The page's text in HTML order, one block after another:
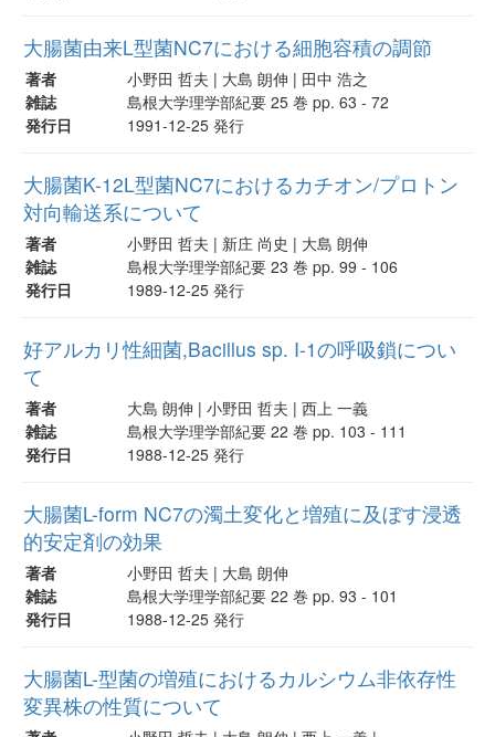
大腸菌由来L型菌NC7における細胞容積の調節
著者
小野田 哲夫 | 大島 朗伸 | 田中 浩之
雑誌
島根大学理学部紀要 25 巻 pp. 63 - 72
発行日
1991-12-25 発行
大腸菌K-12L型菌NC7におけるカチオン/プロトン
対向輸送系について
著者
小野田 哲夫 | 新庄 尚史 | 大島 朗伸
雑誌
島根大学理学部紀要 23 巻 pp. 99 - 106
発行日
1989-12-25 発行
好アルカリ性細菌,Bacillus sp. I-1の呼吸鎖につい
て
著者
大島 朗伸 | 小野田 哲夫 | 西上 一義
雑誌
島根大学理学部紀要 22 巻 pp. 103 - 111
発行日
1988-12-25 発行
大腸菌L-form NC7の濁土変化と増殖に及ぼす浸透
的安定剤の効果
著者
小野田 哲夫 | 大島 朗伸
雑誌
島根大学理学部紀要 22 巻 pp. 93 - 101
発行日
1988-12-25 発行
大腸菌L-型菌の増殖におけるカルシウム非依存性
変異株の性質について